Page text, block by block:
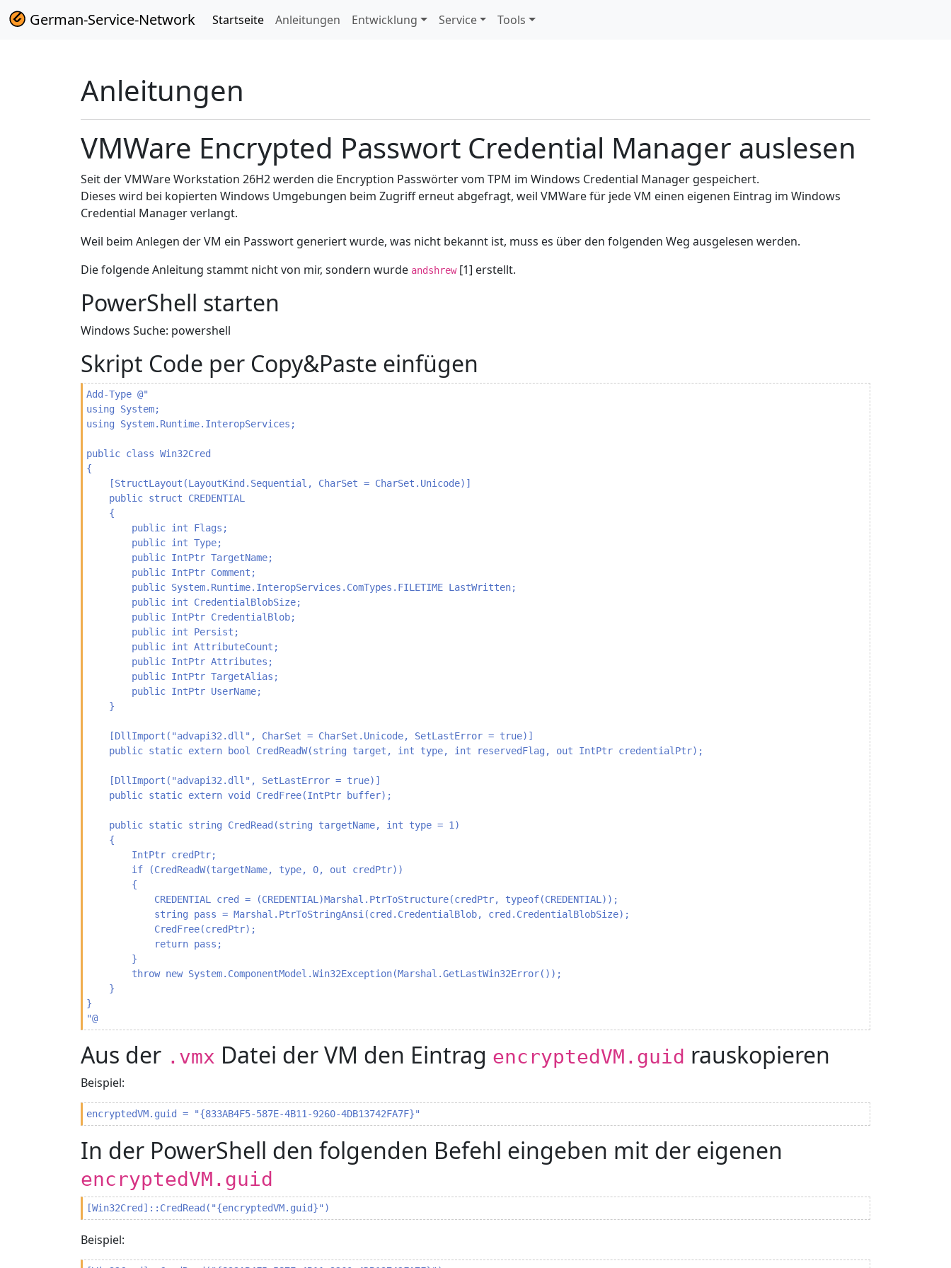
German-Service-Network Startseite Anleitungen Entwicklung Service Tools
Anleitungen
VMWare Encrypted Passwort Credential Manager auslesen
Seit der VMWare Workstation 26H2 werden die Encryption Passwörter vom TPM im Windows Credential Manager gespeichert.
Dieses wird bei kopierten Windows Umgebungen beim Zugriff erneut abgefragt, weil VMWare für jede VM einen eigenen Eintrag im Windows
Credential Manager verlangt.
Weil beim Anlegen der VM ein Passwort generiert wurde, was nicht bekannt ist, muss es über den folgenden Weg ausgelesen werden.
Die folgende Anleitung stammt nicht von mir, sondern wurde andshrew[1] erstellt.
PowerShell starten
Windows Suche: powershell
Skript Code per Copy&Paste einfügen
Add-Type @"
using System;
using System.Runtime.InteropServices;
public class Win32Cred
{
    [StructLayout(LayoutKind.Sequential, CharSet = CharSet.Unicode)]
    public struct CREDENTIAL
    {
        public int Flags;
        public int Type;
        public IntPtr TargetName;
        public IntPtr Comment;
        public System.Runtime.InteropServices.ComTypes.FILETIME LastWritten;
        public int CredentialBlobSize;
        public IntPtr CredentialBlob;
        public int Persist;
        public int AttributeCount;
        public IntPtr Attributes;
        public IntPtr TargetAlias;
        public IntPtr UserName;
    }
    [DllImport("advapi32.dll", CharSet = CharSet.Unicode, SetLastError = true)]
    public static extern bool CredReadW(string target, int type, int reservedFlag, out IntPtr credentialPtr);
    [DllImport("advapi32.dll", SetLastError = true)]
    public static extern void CredFree(IntPtr buffer);
    public static string CredRead(string targetName, int type = 1)
    {
        IntPtr credPtr;
        if (CredReadW(targetName, type, 0, out credPtr))
        {
            CREDENTIAL cred = (CREDENTIAL)Marshal.PtrToStructure(credPtr, typeof(CREDENTIAL));
            string pass = Marshal.PtrToStringAnsi(cred.CredentialBlob, cred.CredentialBlobSize);
            CredFree(credPtr);
            return pass;
        }
        throw new System.ComponentModel.Win32Exception(Marshal.GetLastWin32Error());
    }
}
"@
Aus der .vmx Datei der VM den Eintrag encryptedVM.guid rauskopieren
Beispiel:
encryptedVM.guid = "{833AB4F5-587E-4B11-9260-4DB13742FA7F}"
In der PowerShell den folgenden Befehl eingeben mit der eigenen
encryptedVM.guid
[Win32Cred]::CredRead("{encryptedVM.guid}")
Beispiel: